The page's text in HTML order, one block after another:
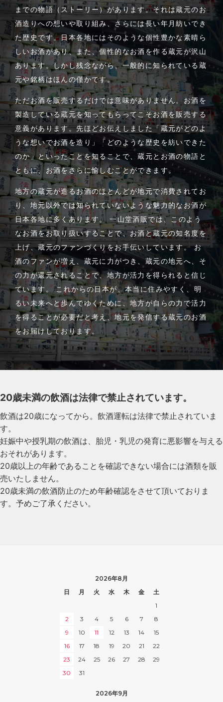
までの物語（ストーリー）があります。それは蔵元のお
酒造りへの想いや取り組み、さらには長い年月紡いでき
た歴史です。日本各地にはそのような個性豊かな素晴ら
しいお酒があり、また、個性的なお酒を作る蔵元が沢山
あります。しかし残念ながら、一般的に知られている蔵
元や銘柄はほんの僅かです。
ただお酒を販売するだけでは意味がありません。お酒を
製造している蔵元を知ってもらってこそお酒を販売する
意義があります。先ほどお伝えしました「蔵元がどのよ
うな想いでお酒を造り」「どのような歴史を紡いできた
のか」といったことを知ることで、蔵元とお酒の物語と
ともに、お酒をさらに愉しむことができます。
地方の蔵元が造るお酒のほとんどが地元で消費されてお
り、地元以外では知られていないような魅力的なお酒が
日本各地に多くあります。 一山堂酒販では、このよう
なお酒をお取り扱いすることで、お酒と蔵元の知名度を
上げ、蔵元のファンづくりをお手伝いしています。 お
酒のファンが増え、蔵元に力がつき、蔵元の地元へ、そ
の力が還元されることで、地方が活力を得られると信じ
ています。 これからの日本が、本当に住みやすく、明
るい未来へと歩んでゆくために、地方が自らの力で活力
を得ることが必要だと考え、地元を発信する蔵元のお酒
をお届けしております。
20歳未満の飲酒は法律で禁止されています。
飲酒は20歳になってから。飲酒運転は法律で禁止されていま
す。
妊娠中や授乳期の飲酒は、胎児・乳児の発育に悪影響を与える
おそれがあります。
20歳以上の年齢であることを確認できない場合には酒類を販
売いたしません。
20歳未満の飲酒防止のため年齢確認をさせて頂いておりま
す。予めご了承ください。
2026年8月
日
月 火 水 木 金
土
1
2
3 4 5 6 7
8
9
10 11 12 13 14
15
16
17 18 19 20 21
22
23
24 25 26 27 28
29
30
31
2026年9月